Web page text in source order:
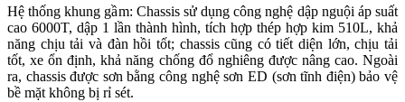
Hệ thống khung gầm: Chassis sử dụng công nghệ dập nguội áp suất
cao 6000T, dập 1 lần thành hình, tích hợp thép hợp kim 510L, khả
năng chịu tải và đàn hồi tốt; chassis cũng có tiết diện lớn, chịu tải
tốt, xe ổn định, khả năng chống đổ nghiêng được nâng cao. Ngoài
ra, chassis được sơn bằng công nghệ sơn ED (sơn tĩnh điện) bảo vệ
bề mặt không bị rỉ sét.